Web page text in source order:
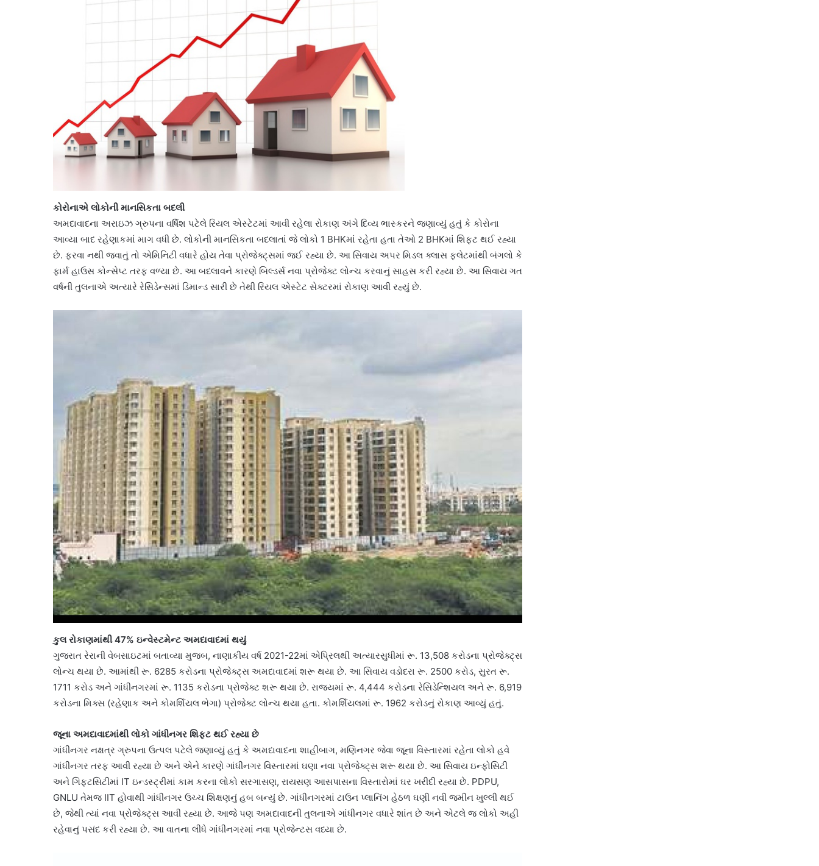
કોરોનાએ લોકોની માનસિકતા બદલી
અમદાવાદના અરાઇઝ ગ્રુપના વર્ષિશ પટેલે રિયલ એસ્ટેટમાં આવી રહેલા રોકાણ અંગે દિવ્ય ભાસ્કરને જણાવ્યું હતું કે કોરોના
આવ્યા બાદ રહેણાકમાં માગ વધી છે. લોકોની માનસિકતા બદલાતાં જે લોકો 1 BHKમાં રહેતા હતા તેઓ 2 BHKમાં શિફ્ટ થઈ રહ્યા
છે. ફરવા નથી જવાતું તો એમિનિટી વધારે હોય તેવા પ્રોજેક્ટ્સમાં જઈ રહ્યા છે. આ સિવાય અપર મિડલ ક્લાસ ફ્લેટમાંથી બંગલો કે
ફાર્મ હાઉસ કોન્સેપ્ટ તરફ વળ્યા છે. આ બદલાવને કારણે બિલ્ડર્સ નવા પ્રોજેક્ટ લોન્ચ કરવાનું સાહસ કરી રહ્યા છે. આ સિવાય ગત
વર્ષની તુલનાએ અત્યારે રેસિડેન્સમાં ડિમાન્ડ સારી છે તેથી રિયલ એસ્ટેટ સેક્ટરમાં રોકાણ આવી રહ્યું છે.
કુલ રોકાણમાંથી 47% ઇન્વેસ્ટમેન્ટ અમદાવાદમાં થયું
ગુજરાત રેરાની વેબસાઇટમાં બતાવ્યા મુજબ, નાણાકીય વર્ષ 2021-22માં એપ્રિલથી અત્યારસુધીમાં રૂ. 13,508 કરોડના પ્રોજેક્ટ્સ
લોન્ચ થયા છે. આમાંથી રૂ. 6285 કરોડના પ્રોજેક્ટ્સ અમદાવાદમાં શરૂ થયા છે. આ સિવાય વડોદરા રૂ. 2500 કરોડ, સુરત રૂ.
1711 કરોડ અને ગાંધીનગરમાં રૂ. 1135 કરોડના પ્રોજેક્ટ શરૂ થયા છે. રાજ્યમાં રૂ. 4,444 કરોડના રેસિડેન્શિયલ અને રૂ. 6,919
કરોડના મિક્સ (રહેણાક અને કોમર્શિયલ ભેગા) પ્રોજેક્ટ લોન્ચ થયા હતા. કોમર્શિયલમાં રૂ. 1962 કરોડનું રોકાણ આવ્યું હતું.
જૂના અમદાવાદમાંથી લોકો ગાંધીનગર શિફ્ટ થઈ રહ્યા છે
ગાંધીનગર નક્ષત્ર ગ્રુપના ઉત્પલ પટેલે જણાવ્યું હતું કે અમદાવાદના શાહીબાગ, મણિનગર જેવા જૂના વિસ્તારમાં રહેતા લોકો હવે
ગાંધીનગર તરફ આવી રહ્યા છે અને એને કારણે ગાંધીનગર વિસ્તારમાં ઘણા નવા પ્રોજેક્ટ્સ શરૂ થયા છે. આ સિવાય ઇન્ફોસિટી
અને ગિફ્ટસિટીમાં IT ઇન્ડસ્ટ્રીમાં કામ કરના લોકો સરગાસણ, રાયસણ આસપાસના વિસ્તારોમાં ઘર ખરીદી રહ્યા છે. PDPU,
GNLU તેમજ IIT હોવાથી ગાંધીનગર ઉચ્ચ શિક્ષણનું હબ બન્યું છે. ગાંધીનગરમાં ટાઉન પ્લાનિંગ હેઠળ ઘણી નવી જમીન ખુલ્લી થઈ
છે, જેથી ત્યાં નવા પ્રોજેક્ટ્સ આવી રહ્યા છે. આજે પણ અમદાવાદની તુલનાએ ગાંધીનગર વધારે શાંત છે અને એટલે જ લોકો અહી
રહેવાનું પસંદ કરી રહ્યા છે. આ વાતના લીધે ગાંધીનગરમાં નવા પ્રોજેન્ટસ વધ્યા છે.